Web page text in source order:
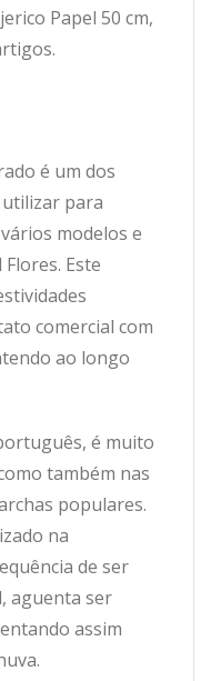
Papel 50 cm,
é um dos
para
modelos e
Este
comercial com
ao longo
é muito
também nas
populares.
na
de ser
aguenta ser
assim